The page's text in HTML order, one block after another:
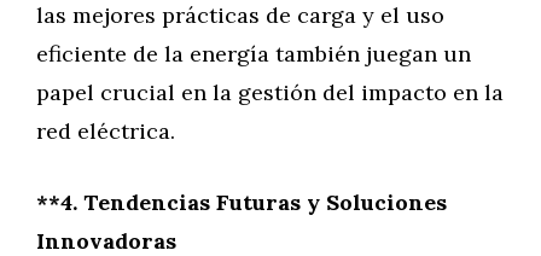
las mejores prácticas de carga y el uso
eficiente de la energía también juegan un
papel crucial en la gestión del impacto en la
red eléctrica.
**4. Tendencias Futuras y Soluciones
Innovadoras